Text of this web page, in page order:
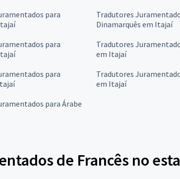
para
Tradutores
Dinamarquês em Itajaí
para
Tradutores
em Itajaí
para
Tradutores
em Itajaí
para Árabe
de Francês no